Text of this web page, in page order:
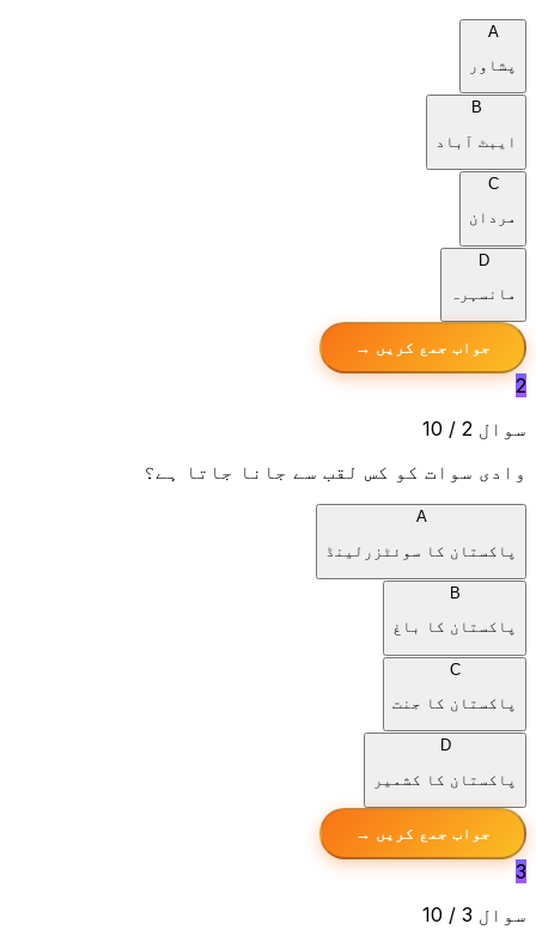
A
پشاور
B
ایبٹ آباد
C
مردان
D
مانسہرہ
جواب جمع کریں →
2
سوال 2 / 10
وادی سوات کو کس لقب سے جانا جاتا ہے؟
A
پاکستان کا سوئٹزرلینڈ
B
پاکستان کا باغ
C
پاکستان کا جنت
D
پاکستان کا کشمیر
جواب جمع کریں →
3
سوال 3 / 10